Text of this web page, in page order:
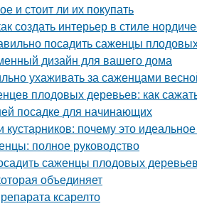
и стоит ли их покупать
создать интерьер в стиле
посадить саженцы
дизайн для вашего дома
ухаживать за саженцами
плодовых деревьев: как
посадке для начинающих
почему это
полное руководство
саженцы плодовых
объединяет
ксарелто